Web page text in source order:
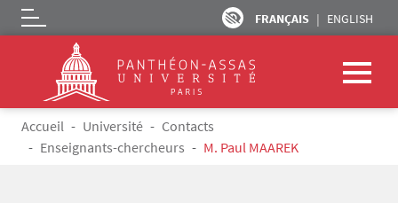
Aller au contenu principal
FRANÇAIS ENGLISH
Logo
Fil d'Ariane
Accueil Université
Contacts
Enseignants-chercheurs
M. Paul MAAREK